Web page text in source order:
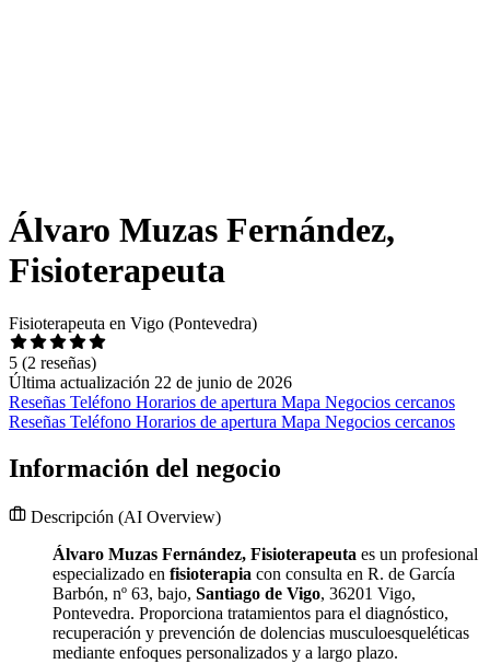
Álvaro Muzas Fernández,
Fisioterapeuta
Fisioterapeuta en Vigo (Pontevedra)
5 (2 reseñas)
Última actualización 22 de junio de 2026
Reseñas Teléfono Horarios de apertura Mapa Negocios cercanos
Reseñas Teléfono Horarios de apertura Mapa Negocios cercanos
Información del negocio
Descripción (AI Overview)
Álvaro Muzas Fernández, Fisioterapeuta es un profesional
especializado en fisioterapia con consulta en R. de García
Barbón, nº 63, bajo, Santiago de Vigo, 36201 Vigo,
Pontevedra. Proporciona tratamientos para el diagnóstico,
recuperación y prevención de dolencias musculoesqueléticas
mediante enfoques personalizados y a largo plazo.